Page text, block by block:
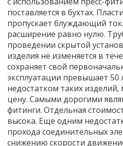
поставляется в бухтах.
пропускает блуждающий
расширение равно нулю.
проведении скрытой
изделия не изменяется в
сохраняет свой
эксплуатации превышает 50
недостатком таких
цену. Самыми дорогими
фитинги. Отдельная
высока. Еще одним
прохода соединительных
снижению скорости